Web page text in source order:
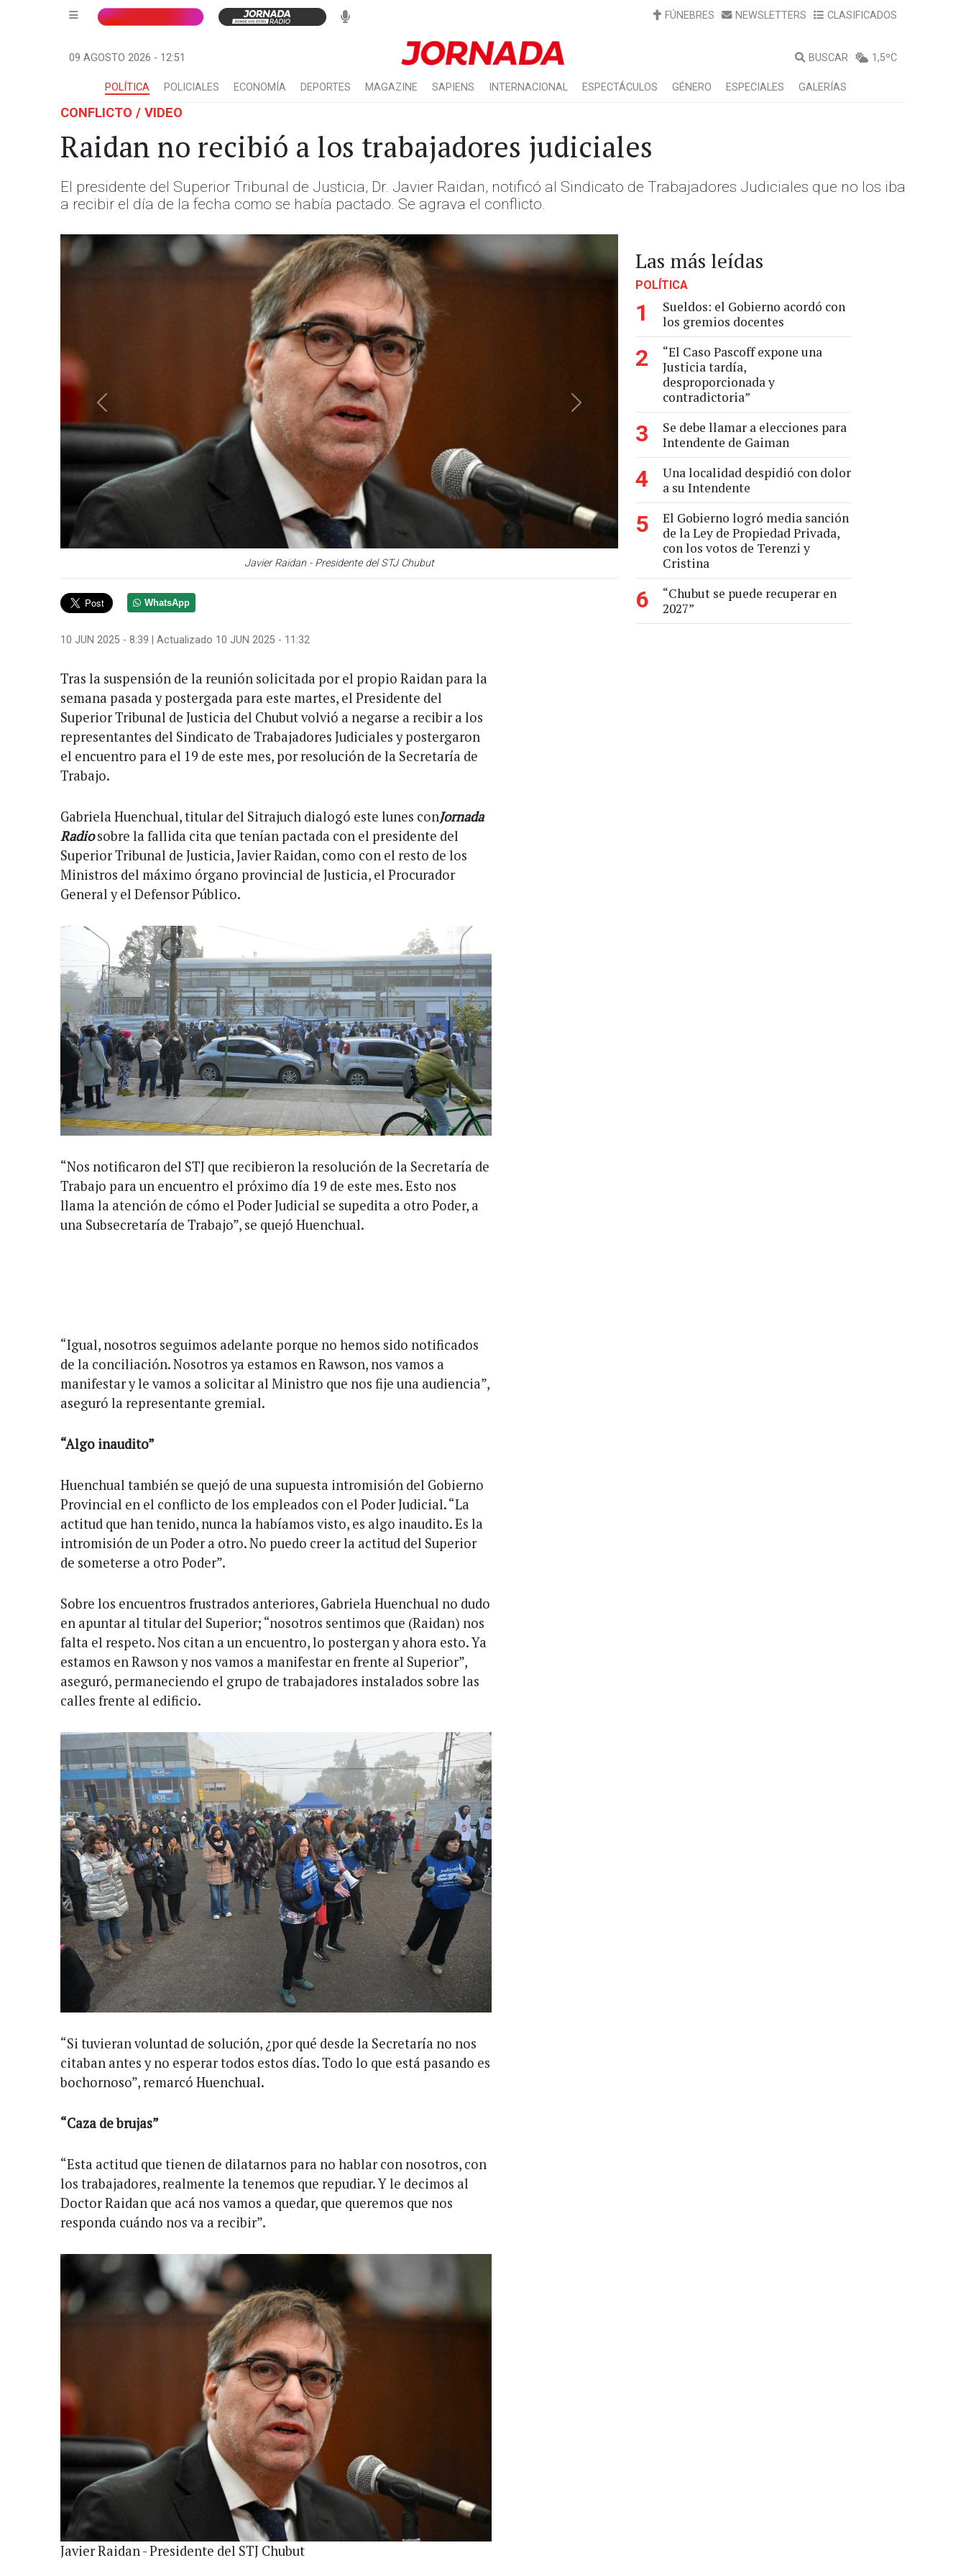
FÚNEBRES NEWSLETTERS CLASIFICADOS
09 AGOSTO 2026 - 12:51 BUSCAR 1,5ºC
POLÍTICA POLICIALES ECONOMÍA DEPORTES MAGAZINE SAPIENS INTERNACIONAL ESPECTÁCULOS GÉNERO ESPECIALES GALERÍAS
CONFLICTO / VIDEO
Raidan no recibió a los trabajadores judiciales
El presidente del Superior Tribunal de Justicia, Dr. Javier Raidan, notificó al Sindicato de Trabajadores Judiciales que no los iba
a recibir el día de la fecha como se había pactado. Se agrava el conflicto.
Javier Raidan - Presidente del STJ Chubut
Anterior Siguiente
WhatsApp
10 JUN 2025 - 8:39 | Actualizado 10 JUN 2025 - 11:32
Tras la suspensión de la reunión solicitada por el propio Raidan para la
semana pasada y postergada para este martes, el Presidente del
Superior Tribunal de Justicia del Chubut volvió a negarse a recibir a los
representantes del Sindicato de Trabajadores Judiciales y postergaron
el encuentro para el 19 de este mes, por resolución de la Secretaría de
Trabajo.
Gabriela Huenchual, titular del Sitrajuch dialogó este lunes conJornada
Radiosobre la fallida cita que tenían pactada con el presidente del
Superior Tribunal de Justicia, Javier Raidan, como con el resto de los
Ministros del máximo órgano provincial de Justicia, el Procurador
General y el Defensor Público.
“Nos notificaron del STJ que recibieron la resolución de la Secretaría de
Trabajo para un encuentro el próximo día 19 de este mes. Esto nos
llama la atención de cómo el Poder Judicial se supedita a otro Poder, a
una Subsecretaría de Trabajo”, se quejó Huenchual.
“Igual, nosotros seguimos adelante porque no hemos sido notificados
de la conciliación. Nosotros ya estamos en Rawson, nos vamos a
manifestar y le vamos a solicitar al Ministro que nos fije una audiencia”,
aseguró la representante gremial.
“Algo inaudito”
Huenchual también se quejó de una supuesta intromisión del Gobierno
Provincial en el conflicto de los empleados con el Poder Judicial. “La
actitud que han tenido, nunca la habíamos visto, es algo inaudito. Es la
intromisión de un Poder a otro. No puedo creer la actitud del Superior
de someterse a otro Poder”.
Sobre los encuentros frustrados anteriores, Gabriela Huenchual no dudo
en apuntar al titular del Superior; “nosotros sentimos que (Raidan) nos
falta el respeto. Nos citan a un encuentro, lo postergan y ahora esto. Ya
estamos en Rawson y nos vamos a manifestar en frente al Superior”,
aseguró, permaneciendo el grupo de trabajadores instalados sobre las
calles frente al edificio.
“Si tuvieran voluntad de solución, ¿por qué desde la Secretaría no nos
citaban antes y no esperar todos estos días. Todo lo que está pasando es
bochornoso”, remarcó Huenchual.
“Caza de brujas”
“Esta actitud que tienen de dilatarnos para no hablar con nosotros, con
los trabajadores, realmente la tenemos que repudiar. Y le decimos al
Doctor Raidan que acá nos vamos a quedar, que queremos que nos
responda cuándo nos va a recibir”.
Javier Raidan - Presidente del STJ Chubut
Las más leídas
POLÍTICA
1
Sueldos: el Gobierno acordó con
los gremios docentes
2
“El Caso Pascoff expone una
Justicia tardía,
desproporcionada y
contradictoria”
3
Se debe llamar a elecciones para
Intendente de Gaiman
4
Una localidad despidió con dolor
a su Intendente
5
El Gobierno logró media sanción
de la Ley de Propiedad Privada,
con los votos de Terenzi y
Cristina
6
“Chubut se puede recuperar en
2027”